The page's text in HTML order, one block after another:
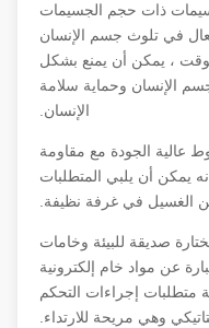
ذات حجم الجسيمات
في تلوث جسم الإنسان
يمكن أن يمنع بشكل
وحماية سلامة
الإنسان.
الجودة مع مقاومة
أن يلبي المتطلبات
صديقة للبيئة وخامات
مواد خام إلكترونية
إجراءات التحكم
وهي مريحة للارتداء.